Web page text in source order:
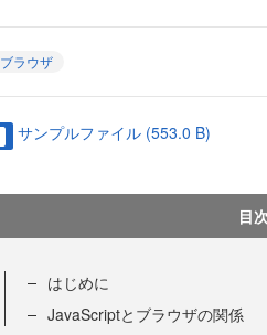
ブラウザ
サンプルファイル (553.0 B)
目次
はじめに
JavaScriptとブラウザの関係